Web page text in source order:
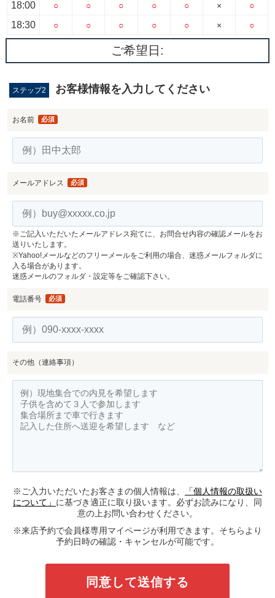
18:00
18:30
○
○
○
○
○
○
○
○
○
○
×
×
○
○
ご希望日:
ステップ2 お客様情報を入力してください
お名前 必須
メールアドレス 必須
※ご記入いただいたメールアドレス宛てに、お問合せ内容の確認メールをお
送りいたします。
※Yahoo!メールなどのフリーメールをご利用の場合、迷惑メールフォルダに
入る場合があります。
迷惑メールのフォルダ・設定等をご確認下さい。
電話番号 必須
その他（連絡事項）
※ご入力いただいたお客さまの個人情報は、
「個人情報の取扱い
について」 に基づき適正に取り扱います。必ずお読みになり、同
意の上お問い合わせください。
※来店予約で会員様専用マイページが利用できます。そちらより
予約日時の確認・キャンセルが可能です。